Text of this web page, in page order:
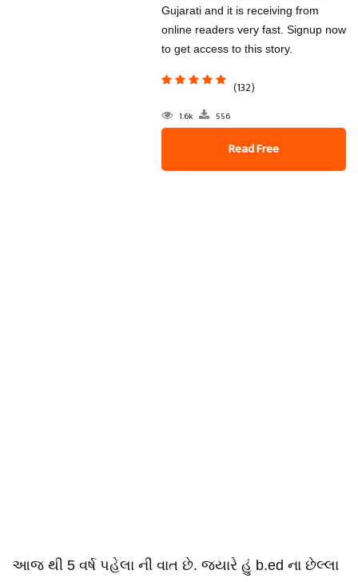
Gujarati and it is receiving from
online readers very fast. Signup now
to get access to this story.
(132)
1.6k 556
Read Free
આજ થી 5 વર્ષ પહેલા ની વાત છે. જ્યારે હું b.ed ના છેલ્લા